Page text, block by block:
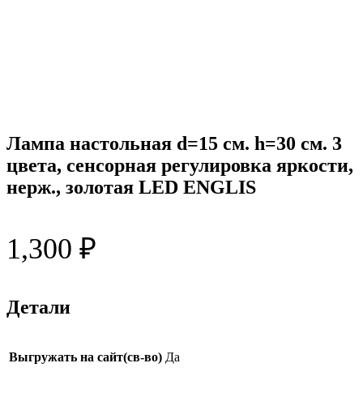
Лампа настольная d=15 см. h=30 см. 3
цвета, сенсорная регулировка яркости,
нерж., золотая LED ENGLIS
1,300 ₽
Детали
Выгружать на сайт(св-во) Да